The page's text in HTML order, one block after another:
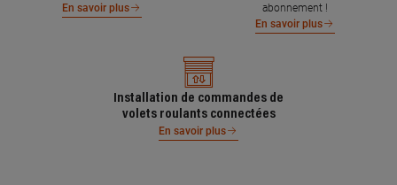
En savoir plus
abonnement !
En savoir plus
Installation de commandes de
volets roulants connectées
En savoir plus